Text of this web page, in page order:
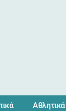
Αθλητικά